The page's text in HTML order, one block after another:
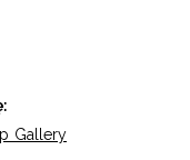
Gallery